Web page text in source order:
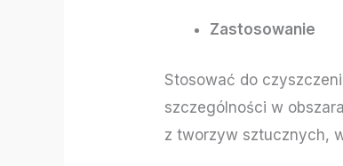
Zastosowanie
Stosować do
szczególności w
z tworzyw sztucznych,